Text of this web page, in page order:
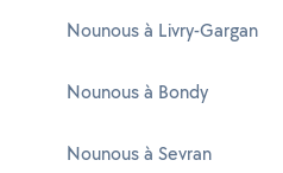
Nounous à Livry-Gargan
Nounous à Bondy
Nounous à Sevran